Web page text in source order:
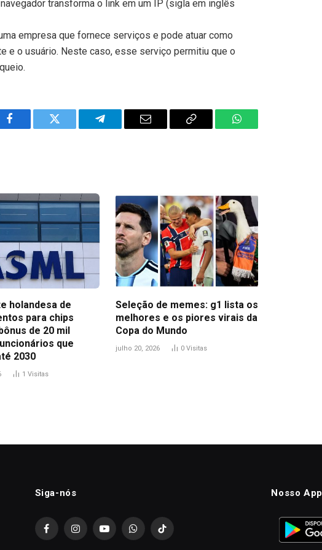
transforma o link em um IP (sigla em inglês
empresa que fornece serviços e pode atuar como
e o usuário. Neste caso, esse serviço permitiu que o
Facebook Twitter Telegram Email
Copy
WhatsApp
holandesa de
para chips
de 20 mil
que
2030
1 Visitas
Seleção de memes: g1 lista os
melhores e os piores virais da
Copa do Mundo
julho 20, 2026 0 Visitas
Siga-nós
FacebookInstagramYouTubeWhatsAppTikTok
Nosso App